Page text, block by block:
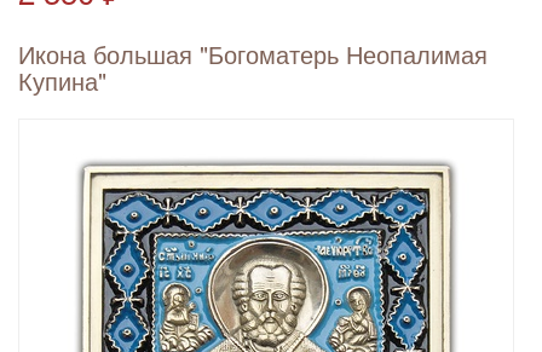
Икона большая "Богоматерь Неопалимая
Купина"